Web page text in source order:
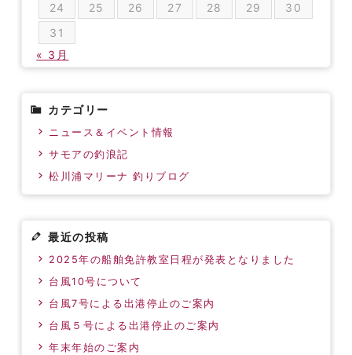
24
25 26 27 28 29
30
31
« 3月
カテゴリー
ニュース＆イベント情報
サモアの釣浪記
松川浦マリーナ 釣りブログ
最近の投稿
2025年の船舶免許教室日程が発表となりました
台風10号について
台風7号による出港停止のご案内
台風５号による出港停止のご案内
年末年始のご案内